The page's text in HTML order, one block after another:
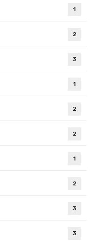
1
2
3
1
2
2
1
2
3
3